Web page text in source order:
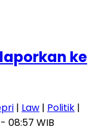
ke
| Law | Politik |
08:57 WIB